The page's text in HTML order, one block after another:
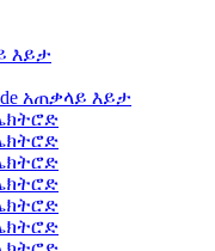
እይታ
አጠቃላይ እይታ